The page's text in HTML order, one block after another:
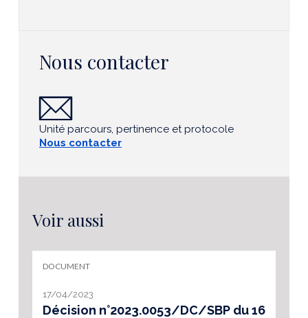
Nous contacter
Unité parcours, pertinence et protocole
Nous contacter
Voir aussi
DOCUMENT
17/04/2023
Décision n°2023.0053/DC/SBP du 16